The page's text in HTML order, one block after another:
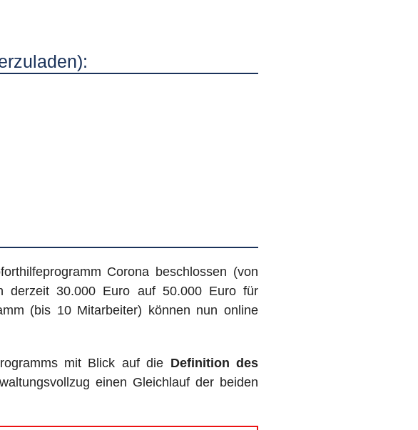
Corona beschlossen (von
derzeit 30.000 Euro auf 50.000 Euro für
(bis 10 Mitarbeiter) können nun online
mit Blick auf die Definition des
einen Gleichlauf der beiden